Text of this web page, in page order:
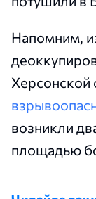
Напомним,
Херсонской
возникли
площадью